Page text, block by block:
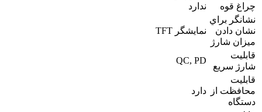
چراغ قوه
ندارد
نشانگر براي
نشان دادن
ميزان شارژ
نمایشگر TFT
قابلیت
شارژ سریع
QC, PD
قابليت
محافظت از
دستگاه
دارد